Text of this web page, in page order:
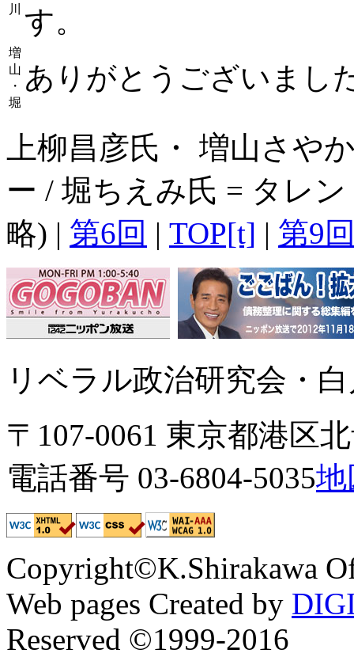
川
す。
増
山
・
堀
ありがとうございまし
上柳昌彦氏・ 増山さや
ー / 堀ちえみ氏 = タレ
略) | 第6回 | TOP[t] | 第9
リベラル政治研究会・
〒107-0061 東京都港区
電話番号 03-6804-5035地
Copyright©K.Shirakawa
Web pages Created by
Reserved ©1999-2016